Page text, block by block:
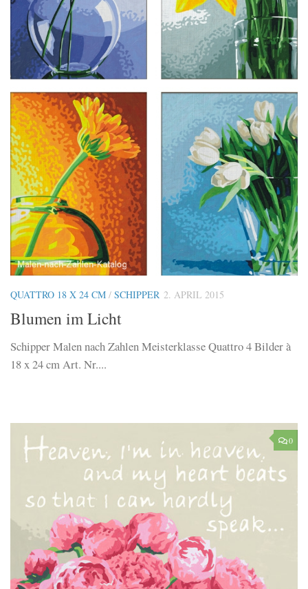
QUATTRO 18 X 24 CM / SCHIPPER 2. APRIL 2015
Blumen im Licht
Schipper Malen nach Zahlen Meisterklasse Quattro 4 Bilder à
18 x 24 cm Art. Nr....
0